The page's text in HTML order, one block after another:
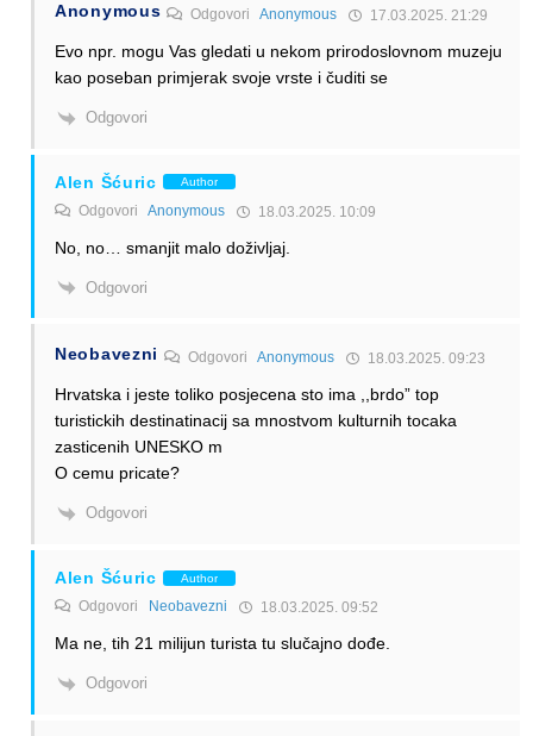
Anonymous OdgovoriAnonymous 17.03.2025. 21:29
Evo npr. mogu Vas gledati u nekom prirodoslovnom muzeju
kao poseban primjerak svoje vrste i čuditi se
Odgovori
Alen Šćuric Author
Odgovori Anonymous 18.03.2025. 10:09
No, no… smanjit malo doživljaj.
Odgovori
Neobavezni Odgovori Anonymous 18.03.2025. 09:23
Hrvatska i jeste toliko posjecena sto ima ,,brdo” top
turistickih destinatinacij sa mnostvom kulturnih tocaka
zasticenih UNESKO m
O cemu pricate?
Odgovori
Alen Šćuric Author
Odgovori Neobavezni 18.03.2025. 09:52
Ma ne, tih 21 milijun turista tu slučajno dođe.
Odgovori